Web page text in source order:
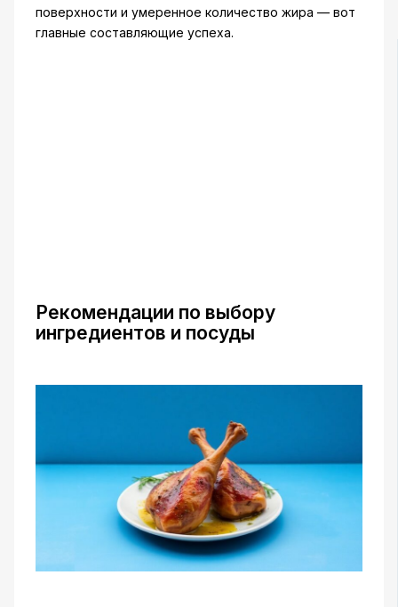
поверхности и умеренное количество жира — вот
главные составляющие успеха.
Рекомендации по выбору
ингредиентов и посуды